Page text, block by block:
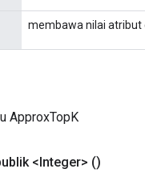
membawa nilai atribut
ApproxTopK
<Integer> ()